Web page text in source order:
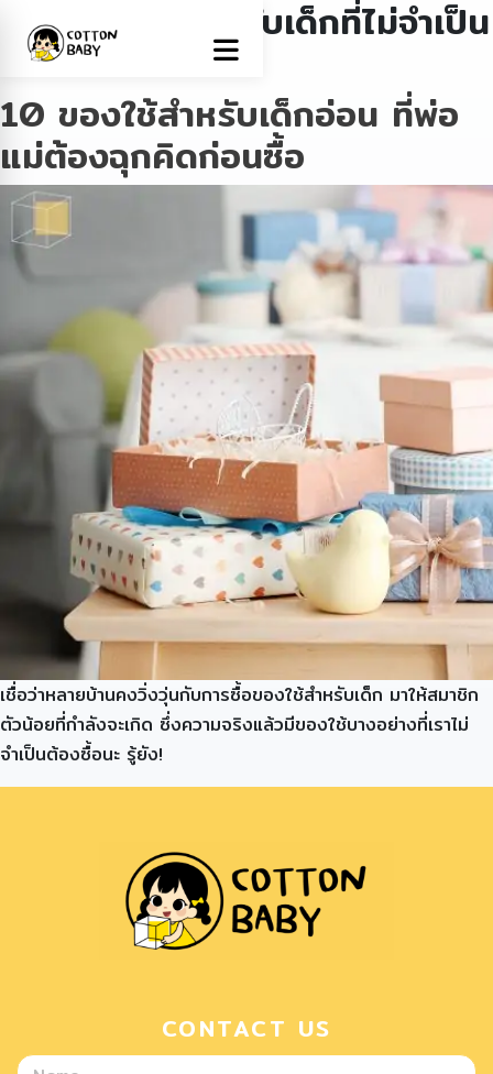
Tag:ของใช้สำหรับเด็กที่ไม่จำเป็น
ต้องซื้อ
10 ของใช้สำหรับเด็กอ่อน ที่พ่อ
แม่ต้องฉุกคิดก่อนซื้อ
เชื่อว่าหลายบ้านคงวิ่งวุ่นกับการซื้อของใช้สำหรับเด็ก มาให้สมาชิก
ตัวน้อยที่กำลังจะเกิด ซึ่งความจริงแล้วมีของใช้บางอย่างที่เราไม่
จำเป็นต้องซื้อนะ รู้ยัง!
CONTACT US